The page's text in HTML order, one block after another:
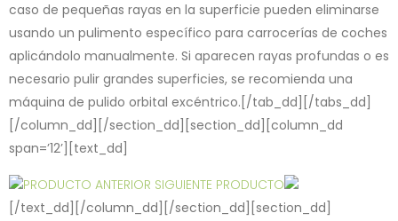
caso de pequeñas rayas en la superficie pueden eliminarse
usando un pulimento específico para carrocerías de coches
aplicándolo manualmente. Si aparecen rayas profundas o es
necesario pulir grandes superficies, se recomienda una
máquina de pulido orbital excéntrico.[/tab_dd][/tabs_dd]
[/column_dd][/section_dd][section_dd][column_dd
span=’12’][text_dd]
PRODUCTO ANTERIOR SIGUIENTE PRODUCTO
[/text_dd][/column_dd][/section_dd][section_dd]